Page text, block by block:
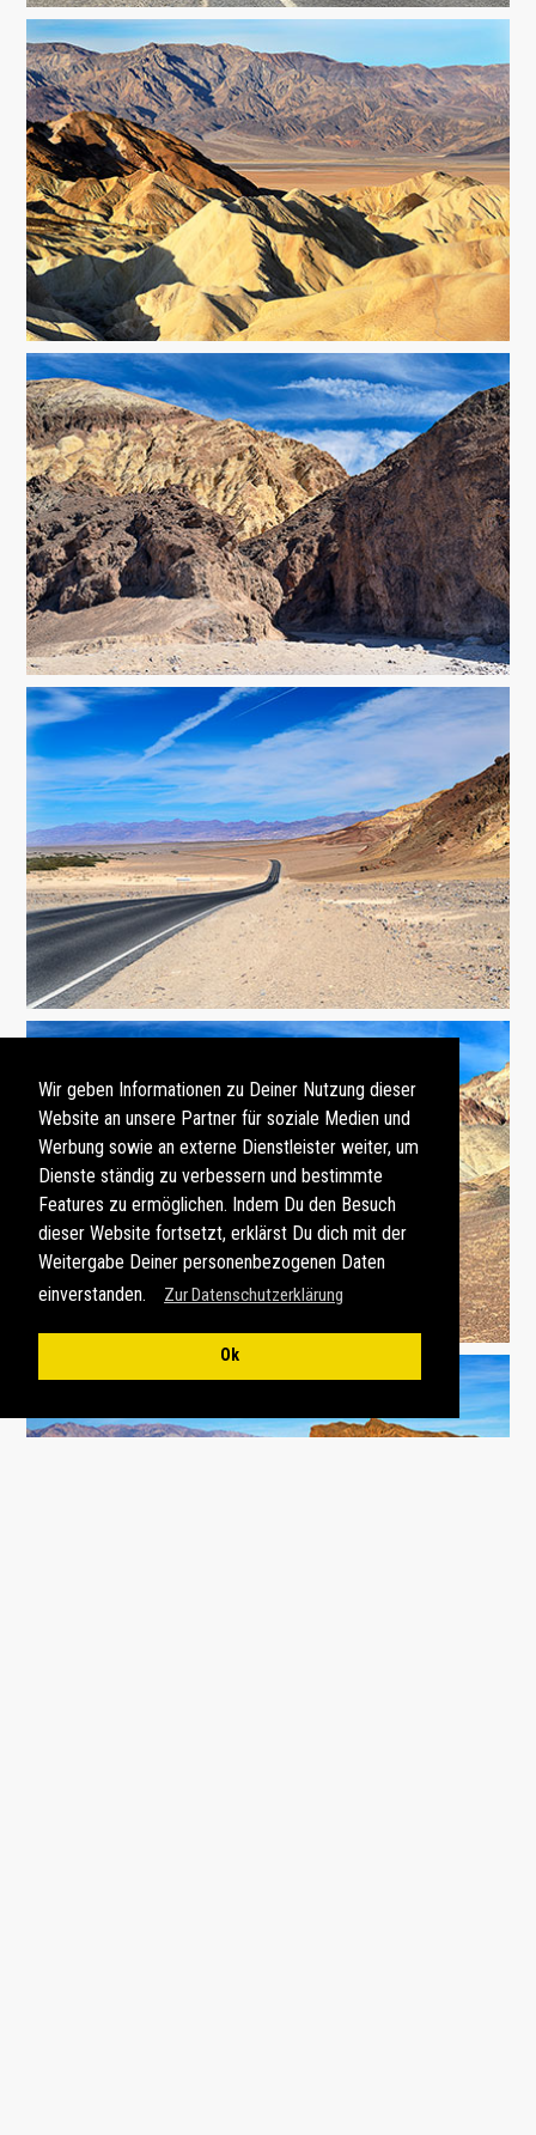
Wir geben Informationen zu Deiner Nutzung dieser
Website an unsere Partner für soziale Medien und
Werbung sowie an externe Dienstleister weiter, um
Dienste ständig zu verbessern und bestimmte
Features zu ermöglichen. Indem Du den Besuch
dieser Website fortsetzt, erklärst Du dich mit der
Weitergabe Deiner personenbezogenen Daten
einverstanden.
Zur Datenschutzerklärung
Ok